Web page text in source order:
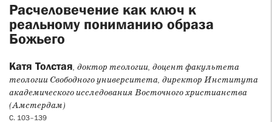
Расчеловечение как ключ к
реальному пониманию образа
Божьего
Катя Толстая, доктор теологии, доцент факультета
теологии Свободного университета, директор Института
академического исследования Восточного христианства
(Амстердам)
С. 103–139